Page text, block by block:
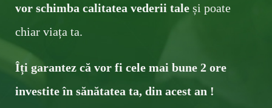
vor schimba calitatea vederii tale și poate
chiar viața ta .
Îți garantez că vor fi cele mai bune ​2 ore
investite în sănătatea ta, din acest an !